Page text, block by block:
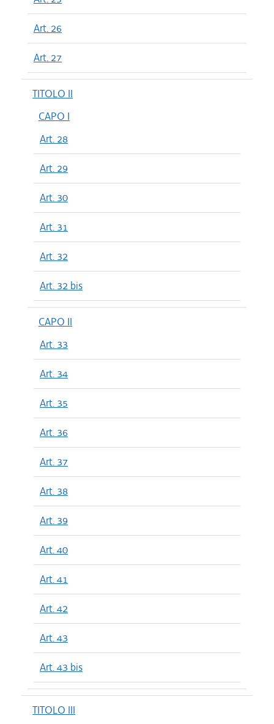
Art. 26
Art. 27
TITOLO II
CAPO I
Art. 28
Art. 29
Art. 30
Art. 31
Art. 32
Art. 32 bis
CAPO II
Art. 33
Art. 34
Art. 35
Art. 36
Art. 37
Art. 38
Art. 39
Art. 40
Art. 41
Art. 42
Art. 43
Art. 43 bis
TITOLO III